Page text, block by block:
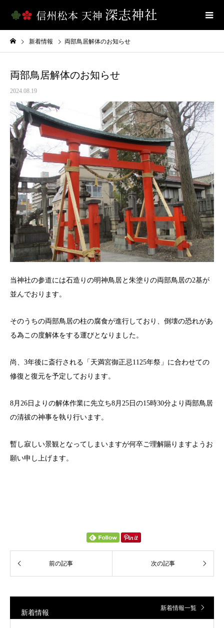
新着情報 両部鳥居解体のお知らせ
両部鳥居解体のお知らせ
2024.08.19
当神社の参道には石造りの明神鳥居と朱塗りの両部鳥居の2基が
並んでおります。
そのうちの両部鳥居の柱の腐食が進行しており、倒壊の恐れがあ
る為この度解体をする運びとなりました。
尚、3年後に斎行される「天満宮御正忌1125年祭」に合わせての
修復と復元を予定しております。
8月26日よりの解体作業に先立ち8月25日の15時30分より両部鳥居
の清祓の神事を執り行います。
暫し寂しい景観となってしまいますが何卒ご理解賜りますようお
願い申し上げます。
新着情報
新着情報一覧